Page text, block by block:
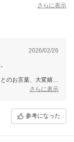
さらに表示
2026/02/26
のお言葉、大変嬉し
さらに表示
参考になった